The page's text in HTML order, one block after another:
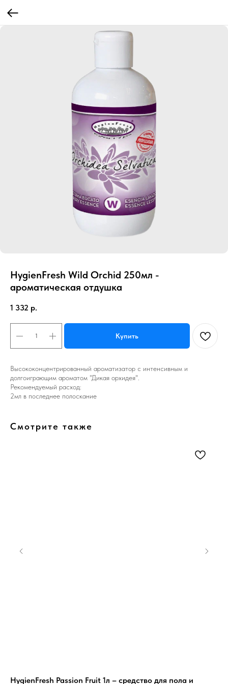
HygienFresh Wild Orchid 250мл -
ароматическая отдушка
1 332 р.
Купить
Высококонцентрированный ароматизатор с интенсивным и
долгоиграющим ароматом "Дикая орхидея".
Рекомендуемый расход:
2мл в последнее полоскание
Смотрите также
HygienFresh Passion Fruit 1л – средство для пола и